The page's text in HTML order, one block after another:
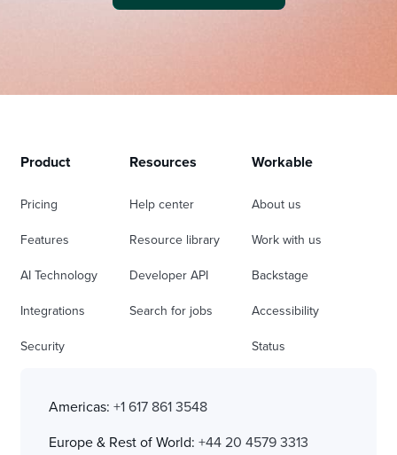
Product
Pricing
Features
AI Technology
Integrations
Security
Resources
Help center
Resource library
Developer API
Search for jobs
Workable
About us
Work with us
Backstage
Accessibility
Status
Americas: +1 617 861 3548
Europe & Rest of World: +44 20 4579 3313